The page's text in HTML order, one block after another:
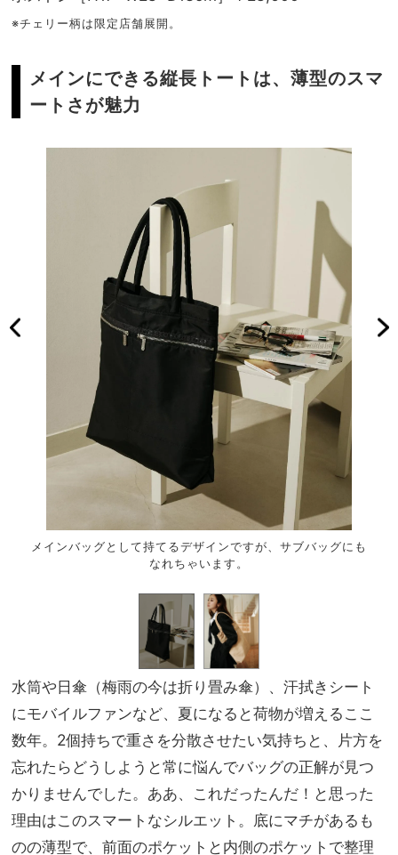
※チェリー柄は限定店舗展開。
メインにできる縦長トートは、薄型のスマ
ートさが魅力
メインバッグとして持てるデザインですが、サブバッグにも
なれちゃいます。
水筒や日傘（梅雨の今は折り畳み傘）、汗拭きシート
にモバイルファンなど、夏になると荷物が増えるここ
数年。2個持ちで重さを分散させたい気持ちと、片方を
忘れたらどうしようと常に悩んでバッグの正解が見つ
かりませんでした。ああ、これだったんだ！と思った
理由はこのスマートなシルエット。底にマチがあるも
のの薄型で、前面のポケットと内側のポケットで整理